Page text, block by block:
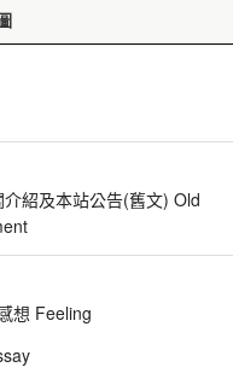
紹及本站公告(舊文) Old
想 Feeling